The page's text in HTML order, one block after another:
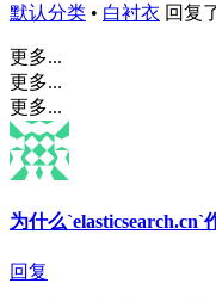
默认分类 • 白衬衣 回复
更多...
更多...
更多...
为什么
回复